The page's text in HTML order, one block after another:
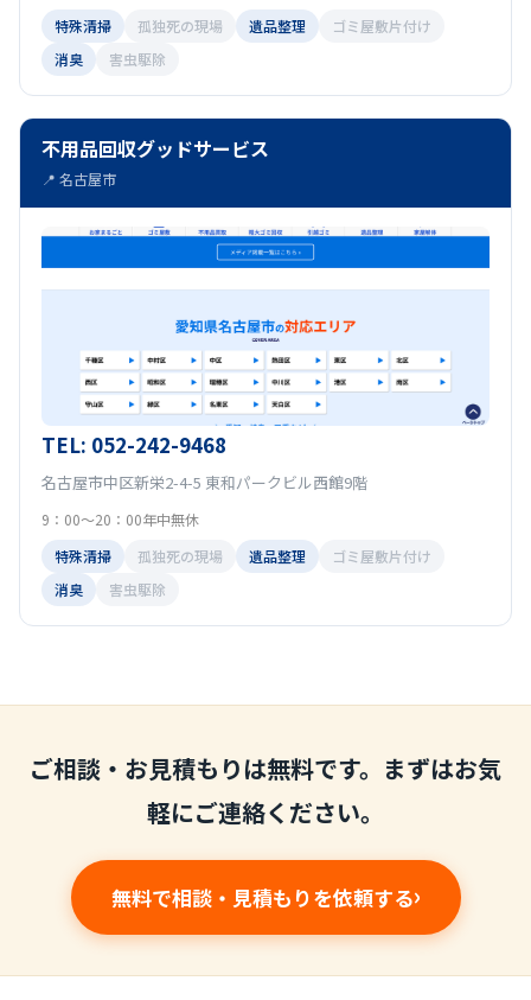
特殊清掃
孤独死の現場 遺品整理
ゴミ屋敷片付け
消臭
害虫駆除
不用品回収グッドサービス
📍 名古屋市
TEL: 052-242-9468
名古屋市中区新栄2-4-5 東和パークビル西館9階
9：00～20：00年中無休
特殊清掃
孤独死の現場 遺品整理
ゴミ屋敷片付け
消臭
害虫駆除
ご相談・お見積もりは無料です。まずはお気
軽にご連絡ください。
無料で相談・見積もりを依頼する